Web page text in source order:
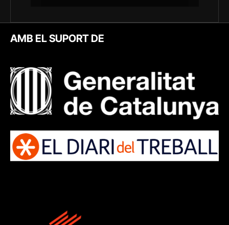
AMB EL SUPORT DE